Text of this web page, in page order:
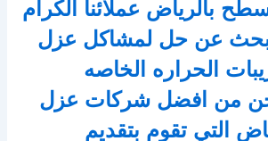
بالرياض عملائنا الكرام
عن حل لمشاكل عزل
الحراره الخاصه
من افضل شركات عزل
التي تقوم بتقديم